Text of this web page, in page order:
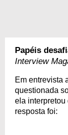
Papéis
Interview
Em entrevista
questionada
ela interpretou
resposta foi: